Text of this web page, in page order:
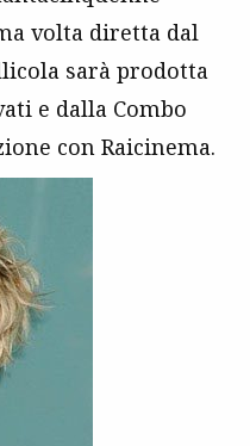
volta diretta dal
sarà prodotta
e dalla Combo
con Raicinema.